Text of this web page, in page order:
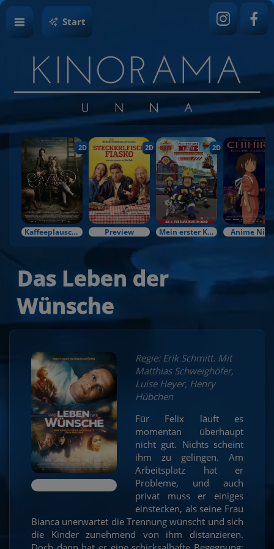
Start
2D
Kaffeeplausch & Kinozauber
2D
Preview
2D
Mein erster Kinobesuch Anime
Das Leben der
Wünsche
Regie: Erik Schmitt. Mit
Matthias Schweighöfer,
Luise Heyer, Henry
Hübchen
Für Felix läuft es
momentan überhaupt
nicht gut. Nichts scheint
ihm zu gelingen. Am
Arbeitsplatz hat er
Probleme, und auch
privat muss er einiges
einstecken, als seine Frau
Bianca unerwartet die Trennung wünscht und sich
die Kinder zunehmend von ihm distanzieren.